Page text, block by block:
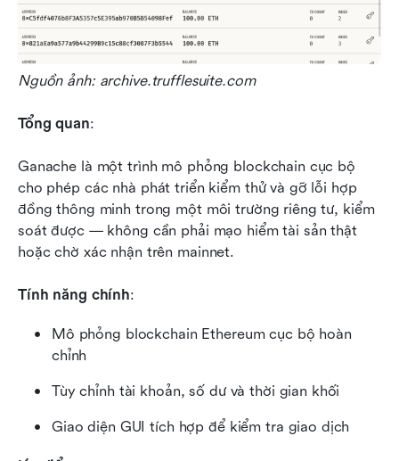
Nguồn ảnh: archive.trufflesuite.com
Tổng quan:
Ganache là một trình mô phỏng blockchain cục bộ
cho phép các nhà phát triển kiểm thử và gỡ lỗi hợp
đồng thông minh trong một môi trường riêng tư, kiểm
soát được — không cần phải mạo hiểm tài sản thật
hoặc chờ xác nhận trên mainnet.
Tính năng chính:
Mô phỏng blockchain Ethereum cục bộ hoàn
chỉnh
Tùy chỉnh tài khoản, số dư và thời gian khối
Giao diện GUI tích hợp để kiểm tra giao dịch